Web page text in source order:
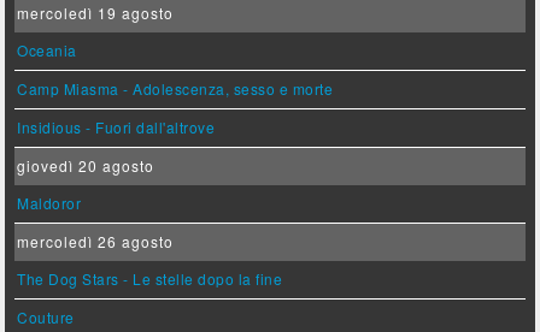
mercoledì 19 agosto
Oceania
Camp Miasma - Adolescenza, sesso e morte
Insidious - Fuori dall'altrove
giovedì 20 agosto
Maldoror
mercoledì 26 agosto
The Dog Stars - Le stelle dopo la fine
Couture